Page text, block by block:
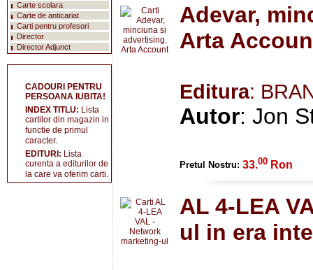
Adevar,
Arta
Editura:
Autor: Jon
Pretul Nostru: 33.00 Ron
AL 4-LEA
ul in era
Carte scolara
Carte de anticariat
Carti pentru profesori
Director
Director Adjunct
CADOURI PENTRU
PERSOANA IUBITA!
INDEX TITLU: Lista
cartilor din magazin in
functie de primul
caracter.
EDITURI: Lista
curenta a editurilor de
la care va oferim carti.